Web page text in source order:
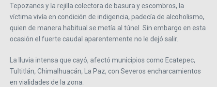
Tepozanes y la rejilla colectora de basura y escombros, la
víctima vivía en condición de indigencia, padecía de alcoholismo,
quien de manera habitual se metía al túnel. Sin embargo en esta
ocasión el fuerte caudal aparentemente no le dejó salir.
La lluvia intensa que cayó, afectó municipios como Ecatepec,
Tultitlán, Chimalhuacán, La Paz, con Severos encharcamientos
en vialidades de la zona.